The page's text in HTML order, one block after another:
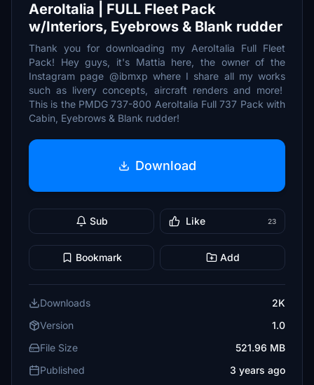
AeroItalia | FULL Fleet Pack
w/Interiors, Eyebrows & Blank rudder
Thank you for downloading my AeroItalia Full Fleet
Pack! Hey guys, it's Mattia here, the owner of the
Instagram page @ibmxp where I share all my works
such as livery concepts, aircraft renders and more!
This is the PMDG 737-800 AeroItalia Full 737 Pack with
Cabin, Eyebrows & Blank rudder!
Download
Sub Like 23
Bookmark Add
Downloads
2K
Version
1.0
File Size
521.96 MB
Published
3 years ago